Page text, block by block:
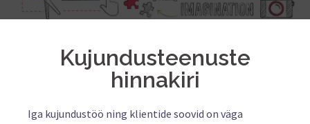
Kujundusteenuste
hinnakiri
Iga kujundustöö ning klientide soovid on väga